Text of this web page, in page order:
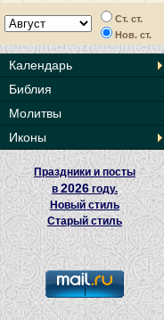
Ст. ст.
Нов. ст.
Календарь
Библия
Молитвы
Иконы
Праздники и посты
в 2026 году.
Новый стиль
Старый стиль